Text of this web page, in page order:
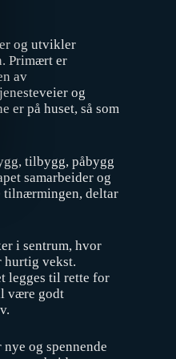
og utvikler
Primært er
av
og
er på huset, så som
tilbygg, påbygg
samarbeider og
tilnærmingen, deltar
i sentrum, hvor
vekst.
legges til rette for
være godt
og spennende